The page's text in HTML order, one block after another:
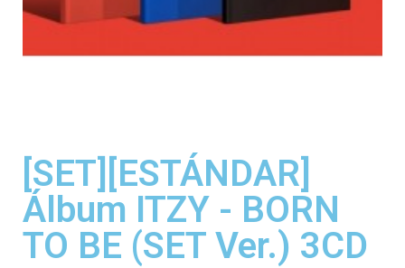
[SET][ESTÁNDAR]
Álbum ITZY - BORN
TO BE (SET Ver.) 3CD